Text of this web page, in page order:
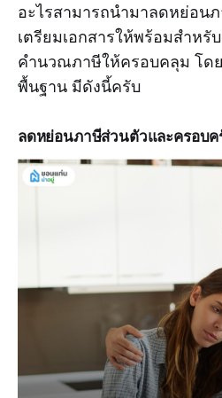
อะไรสามารถนำมาลดหย่อน
เตรียมเอกสารให้พร้อมสำหรั
คำนวณภาษีให้ครอบคลุม โด
พื้นฐาน มีดังนี้ครับ
ลดหย่อนภาษีส่วนตัวและครอบค